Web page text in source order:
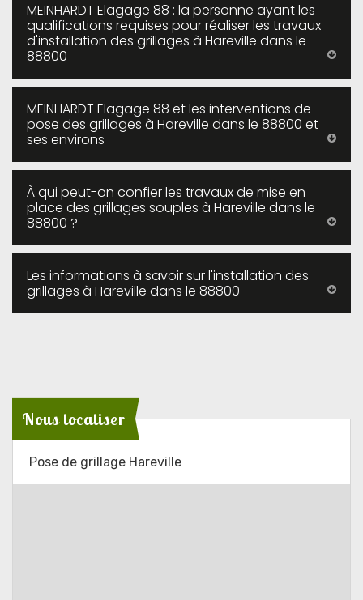
MEINHARDT Elagage 88 : la personne ayant les
qualifications requises pour réaliser les travaux
d'installation des grillages à Hareville dans le
88800
MEINHARDT Elagage 88 et les interventions de
pose des grillages à Hareville dans le 88800 et
ses environs
À qui peut-on confier les travaux de mise en
place des grillages souples à Hareville dans le
88800 ?
Les informations à savoir sur l'installation des
grillages à Hareville dans le 88800
Nous localiser
Pose de grillage Hareville